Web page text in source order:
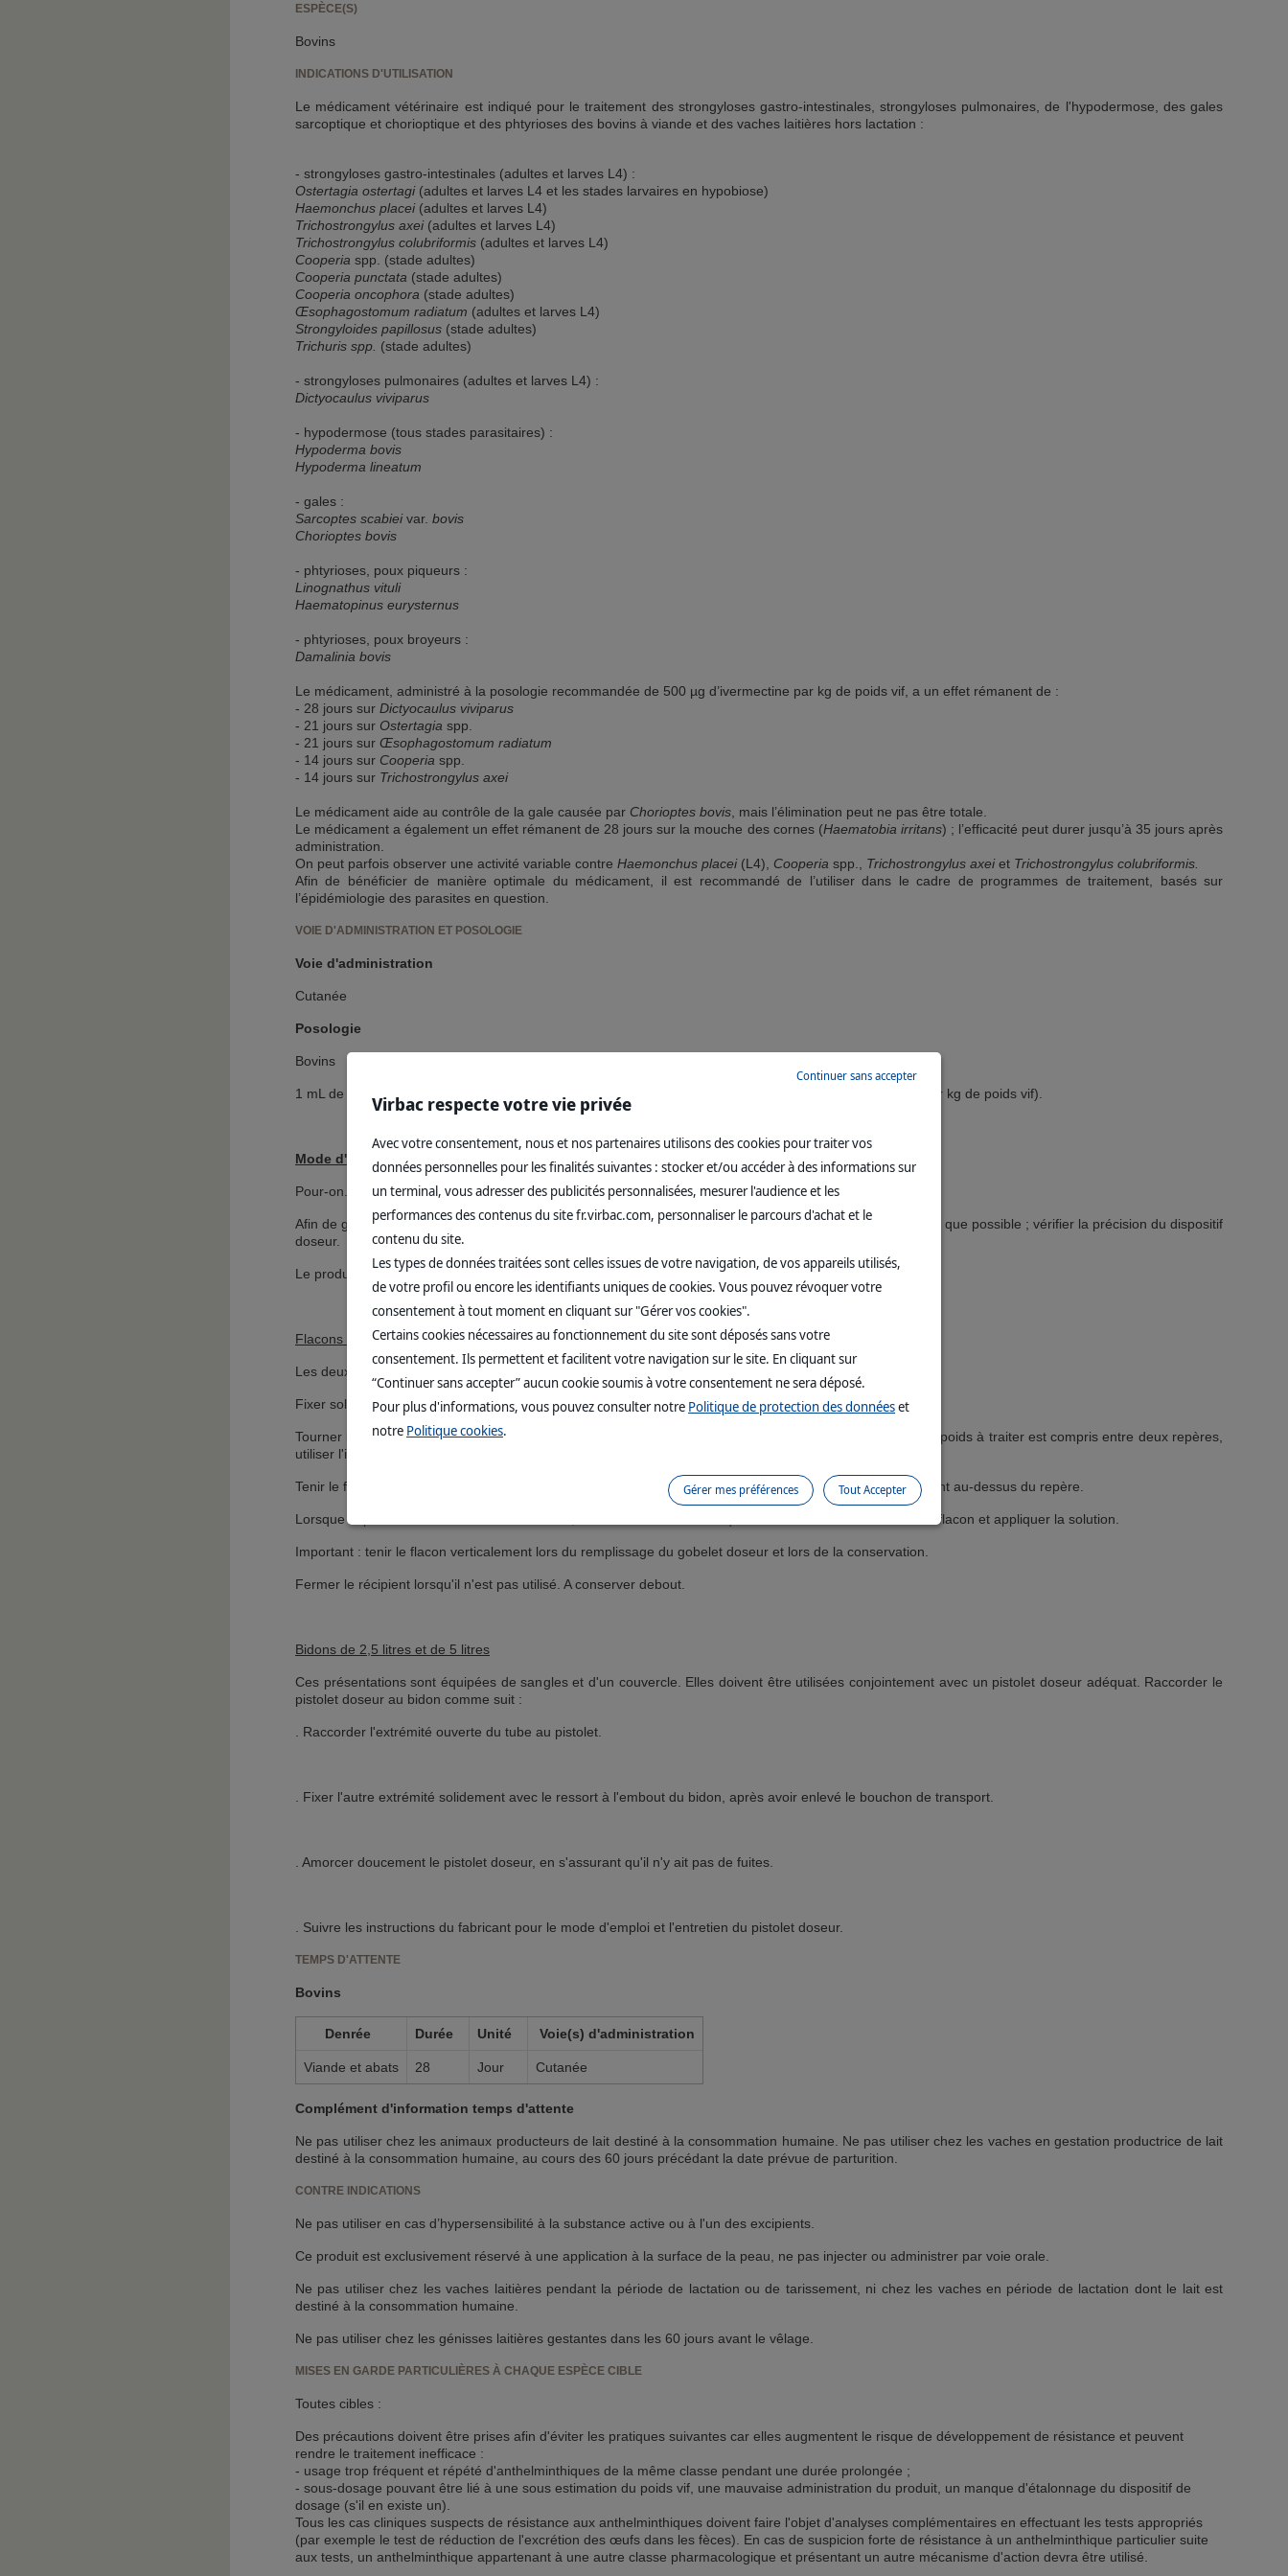
ESPÈCE(S)
Bovins
INDICATIONS D'UTILISATION
Le médicament vétérinaire est indiqué pour le traitement des strongyloses gastro-intestinales, strongyloses pulmonaires, de l'hypodermose, des gales
sarcoptique et chorioptique et des phtyrioses des bovins à viande et des vaches laitières hors lactation :
- strongyloses gastro-intestinales (adultes et larves L4) :
Ostertagia ostertagi (adultes et larves L4 et les stades larvaires en hypobiose)
Haemonchus placei (adultes et larves L4)
Trichostrongylus axei (adultes et larves L4)
Trichostrongylus colubriformis (adultes et larves L4)
Cooperia spp. (stade adultes)
Cooperia punctata (stade adultes)
Cooperia oncophora (stade adultes)
Œsophagostomum radiatum (adultes et larves L4)
Strongyloides papillosus (stade adultes)
Trichuris spp. (stade adultes)
- strongyloses pulmonaires (adultes et larves L4) :
Dictyocaulus viviparus
- hypodermose (tous stades parasitaires) :
Hypoderma bovis
Hypoderma lineatum
- gales :
Sarcoptes scabieivar. bovis
Chorioptes bovis
- phtyrioses, poux piqueurs :
Linognathus vituli
Haematopinus eurysternus
- phtyrioses, poux broyeurs :
Damalinia bovis
Le médicament, administré à la posologie recommandée de 500 µg d’ivermectine par kg de poids vif, a un effet rémanent de :
- 28 jours sur Dictyocaulus viviparus
- 21 jours sur Ostertagia spp.
- 21 jours sur Œsophagostomum radiatum
- 14 jours sur Cooperia spp.
- 14 jours sur Trichostrongylus axei
Le médicament aide au contrôle de la gale causée par Chorioptes bovis, mais l’élimination peut ne pas être totale.
Le médicament a également un effet rémanent de 28 jours sur la mouche des cornes (Haematobia irritans) ; l’efficacité peut durer jusqu’à 35 jours après
administration.
On peut parfois observer une activité variable contre Haemonchus placei(L4), Cooperia spp., Trichostrongylus axeiet Trichostrongylus colubriformis.
Afin de bénéficier de manière optimale du médicament, il est recommandé de l’utiliser dans le cadre de programmes de traitement, basés sur
l’épidémiologie des parasites en question.
VOIE D'ADMINISTRATION ET POSOLOGIE
Voie d'administration
Cutanée
Posologie
Bovins
1 mL de solution par 10 kg de poids vif (basé sur la posologie recommandée de 500 mcg d’ivermectine par kg de poids vif).
Mode d'administration
Pour-on.
Afin de garantir l’administration d’une posologie correcte, le poids vif doit être déterminé aussi précisément que possible ; vérifier la précision du dispositif
doseur.
Le produit doit être appliqué sur la ligne dorso-lombaire, à partir du garrot jusqu'à la base de la queue.
Flacons de 500 mL et de 1 litre
Les deux flacons sont équipés d'un dispositif doseur.
Fixer solidement le dispositif doseur au flacon.
Tourner le couvercle du gobelet doseur jusqu'à ce que la pointe indique le poids de l'animal à traiter. Si le poids à traiter est compris entre deux repères,
utiliser l'indication de poids supérieur.
Tenir le flacon verticalement et vers le haut, puis presser doucement le flacon. Amener le niveau légèrement au-dessus du repère.
Lorsque la pression sur le flacon est relâchée, la dose revient automatiquement au bon niveau. Incliner le flacon et appliquer la solution.
Important : tenir le flacon verticalement lors du remplissage du gobelet doseur et lors de la conservation.
Fermer le récipient lorsqu'il n'est pas utilisé. A conserver debout.
Bidons de 2,5 litres et de 5 litres
Ces présentations sont équipées de sangles et d'un couvercle. Elles doivent être utilisées conjointement avec un pistolet doseur adéquat. Raccorder le
pistolet doseur au bidon comme suit :
. Raccorder l'extrémité ouverte du tube au pistolet.
. Fixer l'autre extrémité solidement avec le ressort à l'embout du bidon, après avoir enlevé le bouchon de transport.
. Amorcer doucement le pistolet doseur, en s'assurant qu'il n'y ait pas de fuites.
. Suivre les instructions du fabricant pour le mode d'emploi et l'entretien du pistolet doseur.
TEMPS D'ATTENTE
Bovins
Denrée Durée Unité Voie(s) d'administration
Viande et abats 28 Jour Cutanée
Complément d'information temps d'attente
Ne pas utiliser chez les animaux producteurs de lait destiné à la consommation humaine. Ne pas utiliser chez les vaches en gestation productrice de lait
destiné à la consommation humaine, au cours des 60 jours précédant la date prévue de parturition.
CONTRE INDICATIONS
Ne pas utiliser en cas d’hypersensibilité à la substance active ou à l'un des excipients.
Ce produit est exclusivement réservé à une application à la surface de la peau, ne pas injecter ou administrer par voie orale.
Ne pas utiliser chez les vaches laitières pendant la période de lactation ou de tarissement, ni chez les vaches en période de lactation dont le lait est
destiné à la consommation humaine.
Ne pas utiliser chez les génisses laitières gestantes dans les 60 jours avant le vêlage.
MISES EN GARDE PARTICULIÈRES À CHAQUE ESPÈCE CIBLE
Toutes cibles :
Des précautions doivent être prises afin d'éviter les pratiques suivantes car elles augmentent le risque de développement de résistance et peuvent
rendre le traitement inefficace :
- usage trop fréquent et répété d'anthelminthiques de la même classe pendant une durée prolongée ;
- sous-dosage pouvant être lié à une sous estimation du poids vif, une mauvaise administration du produit, un manque d'étalonnage du dispositif de
dosage (s'il en existe un).
Tous les cas cliniques suspects de résistance aux anthelminthiques doivent faire l'objet d'analyses complémentaires en effectuant les tests appropriés
(par exemple le test de réduction de l'excrétion des œufs dans les fèces). En cas de suspicion forte de résistance à un anthelminthique particulier suite
aux tests, un anthelminthique appartenant à une autre classe pharmacologique et présentant un autre mécanisme d'action devra être utilisé.
Virbac respecte votre vie privée
Avec votre consentement, nous et nos partenaires utilisons des cookies pour traiter vos
données personnelles pour les finalités suivantes : stocker et/ou accéder à des informations sur
un terminal, vous adresser des publicités personnalisées, mesurer l'audience et les
performances des contenus du site fr.virbac.com, personnaliser le parcours d'achat et le
contenu du site.
Les types de données traitées sont celles issues de votre navigation, de vos appareils utilisés,
de votre profil ou encore les identifiants uniques de cookies. Vous pouvez révoquer votre
consentement à tout moment en cliquant sur "Gérer vos cookies".
Certains cookies nécessaires au fonctionnement du site sont déposés sans votre
consentement. Ils permettent et facilitent votre navigation sur le site. En cliquant sur
“Continuer sans accepter” aucun cookie soumis à votre consentement ne sera déposé.
Pour plus d'informations, vous pouvez consulter notre Politique de protection des donnéeset
notre Politique cookies.
Continuer sans accepter
Tout Accepter
Gérer mes préférences